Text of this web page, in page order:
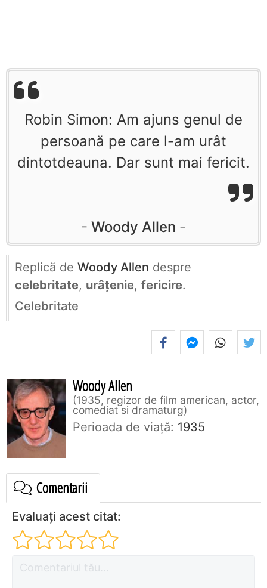
Robin Simon: Am ajuns genul de
persoană pe care l-am urât
dintotdeauna. Dar sunt mai fericit.
Woody Allen
Replică de Woody Allen despre
celebritate, urâțenie, fericire.
Celebritate
Woody Allen
1935, regizor de film american, actor,
comediat si dramaturg
Perioada de viaţă: 1935
Comentarii
Evaluați acest citat: